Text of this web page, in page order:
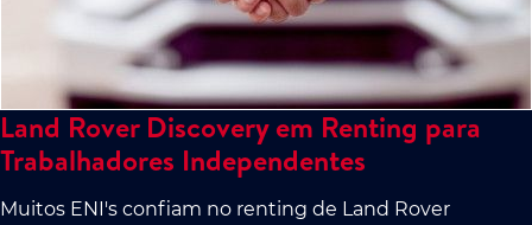
Land Rover Discovery em Renting para
Trabalhadores Independentes
Muitos ENI's confiam no renting de Land Rover